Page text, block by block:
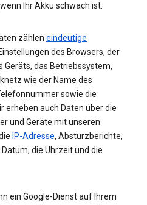
Ihr Akku schwach ist.
zählen eindeutige
des Browsers, der
Geräts, das Betriebssystem,
wie der Name des
sowie die
erheben auch Daten über die
und Geräte mit unseren
IP-Adresse, Absturzberichte,
die Uhrzeit und die
ein Google-Dienst auf Ihrem